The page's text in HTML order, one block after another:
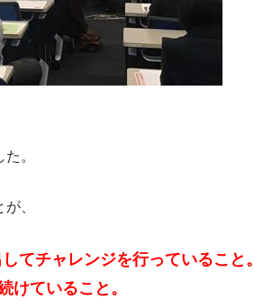
。
、
てチャレンジを行っていること。
けていること。